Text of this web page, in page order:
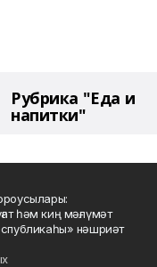
Рубрика "Еда и
напитки"
һәм киң мәғлүмәт
нәшриәт